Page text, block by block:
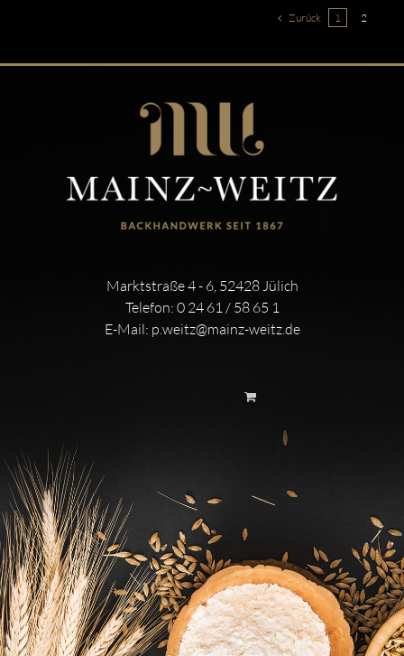
Zurück 1 2
Marktstraße 4 - 6, 52428 Jülich
Telefon: 0 24 61 / 58 65 1
E-Mail: p.weitz@mainz-weitz.de